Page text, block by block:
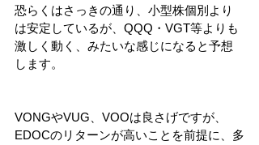
恐らくはさっきの通り、小型株個別より
は安定しているが、QQQ・VGT等よりも
激しく動く、みたいな感じになると予想
します。
VONGやVUG、VOOは良さげですが、
EDOCのリターンが高いことを前提に、多